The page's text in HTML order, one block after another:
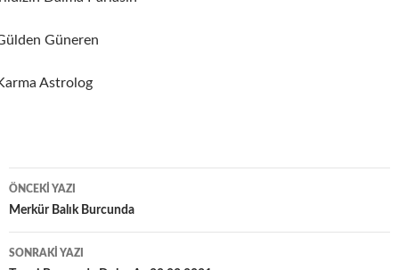
Güneren
Astrolog
Yazı
dolaşımı
ÖNCEKI YAZI
Merkür Balık Burcunda
SONRAKI YAZI